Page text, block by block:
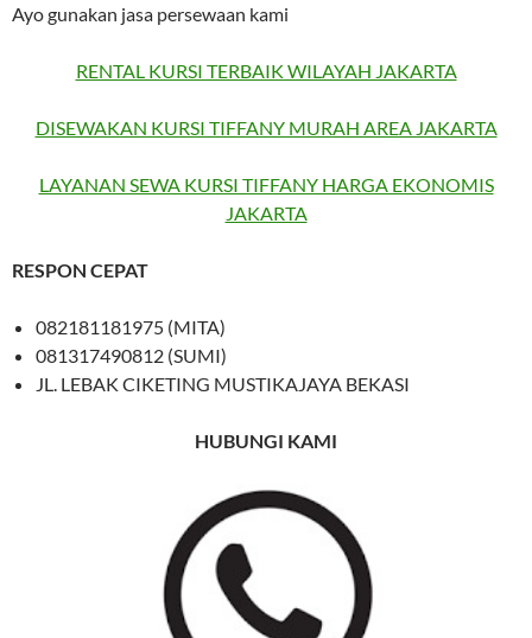
Ayo gunakan jasa persewaan kami
RENTAL KURSI TERBAIK WILAYAH JAKARTA
DISEWAKAN KURSI TIFFANY MURAH AREA JAKARTA
LAYANAN SEWA KURSI TIFFANY HARGA EKONOMIS
JAKARTA
RESPON CEPAT
082181181975 (MITA)
081317490812 (SUMI)
JL. LEBAK CIKETING MUSTIKAJAYA BEKASI
HUBUNGI KAMI